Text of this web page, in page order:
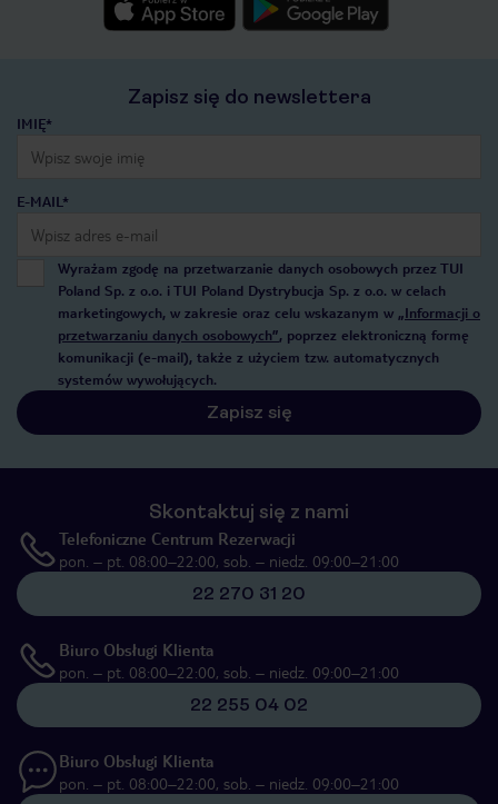
Zapisz się do newslettera
IMIĘ*
E-MAIL*
Wyrażam zgodę na przetwarzanie danych osobowych przez TUI
Poland Sp. z o.o. i TUI Poland Dystrybucja Sp. z o.o. w celach
marketingowych, w zakresie oraz celu wskazanym w „Informacji o
przetwarzaniu danych osobowych”, poprzez elektroniczną formę
komunikacji (e-mail), także z użyciem tzw. automatycznych
systemów wywołujących.
Zapisz się
Skontaktuj się z nami
Telefoniczne Centrum Rezerwacji
pon. – pt. 08:00–22:00, sob. – niedz. 09:00–21:00
22 270 31 20
Biuro Obsługi Klienta
pon. – pt. 08:00–22:00, sob. – niedz. 09:00–21:00
22 255 04 02
Biuro Obsługi Klienta
pon. – pt. 08:00–22:00, sob. – niedz. 09:00–21:00